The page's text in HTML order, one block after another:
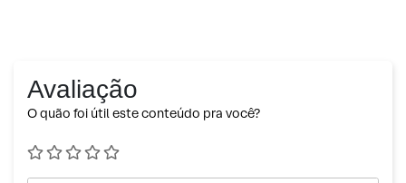
Avaliação
O quão foi útil este conteúdo pra você?